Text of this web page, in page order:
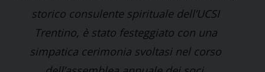
storico consulente spirituale dell’UCSI
Trentino, è stato festeggiato con una
simpatica cerimonia svoltasi nel corso